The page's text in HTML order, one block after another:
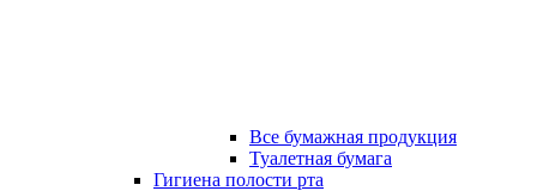
Все бумажная продукция
Туалетная бумага
Гигиена полости рта